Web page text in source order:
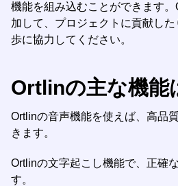
機能を組み込むことができます
加して、プロジェクトに貢献し
歩に協力してください。
Ortlinの主な機能
Ortlinの音声機能を使えば、高品
きます。
Ortlinの文字起こし機能で、正確
す。